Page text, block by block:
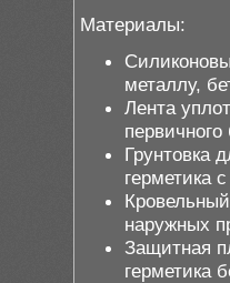
Материалы:
металлу,
Лента
Грунтовка
герметика
наружных
Защитная
герметика